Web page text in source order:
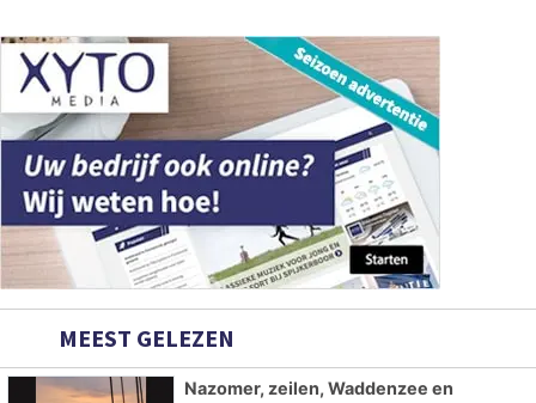
MEEST GELEZEN
Nazomer, zeilen, Waddenzee en